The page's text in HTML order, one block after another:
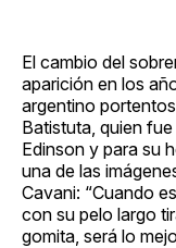
El cambio del
aparición en los
argentino
Batistuta, quien
Edinson y para su
una de las
Cavani: “Cuando
con su pelo largo
gomita, será lo